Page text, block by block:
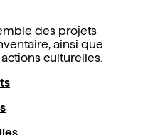
des projets
ainsi que
culturelles.